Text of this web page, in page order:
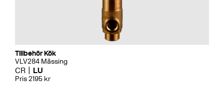
Tillbehör Kök
VLV284 Mässing
CR LU
Pris 2195 kr